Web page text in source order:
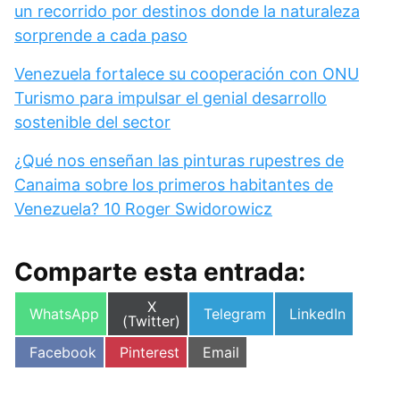
un recorrido por destinos donde la naturaleza
sorprende a cada paso
Venezuela fortalece su cooperación con ONU
Turismo para impulsar el genial desarrollo
sostenible del sector
¿Qué nos enseñan las pinturas rupestres de
Canaima sobre los primeros habitantes de
Venezuela? 10 Roger Swidorowicz
Comparte esta entrada:
Compartir
WhatsApp
Compartir
en
X
(Twitter)
Compartir
Telegram
Compartir
LinkedIn
Compartir
en
Facebook
Compartir
en
Pinterest
Compartir
en
Email